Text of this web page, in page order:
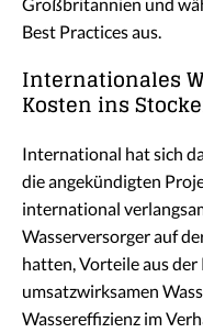
Best Practices aus.
Internationales
Kosten ins
International hat sich
die angekündigten
international
Wasserversorger auf
hatten, Vorteile aus
umsatzwirksamen
Wassereffizienz im